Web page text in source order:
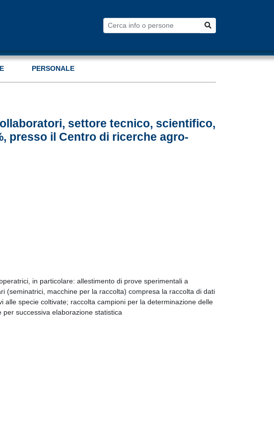
Cerca
PERSONALE
settore tecnico, scientifico,
presso il Centro di ricerche agro-
in particolare: allestimento di prove sperimentali a
(seminatrici, macchine per la raccolta) compresa la raccolta di dati
specie coltivate; raccolta campioni per la determinazione delle
successiva elaborazione statistica